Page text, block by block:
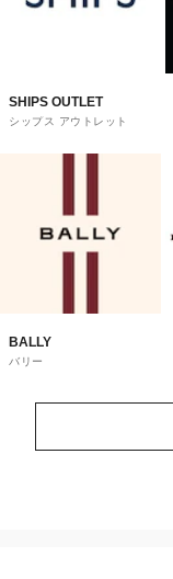
SHIPS OUTLET
シップス アウトレット
BALLY
バリー